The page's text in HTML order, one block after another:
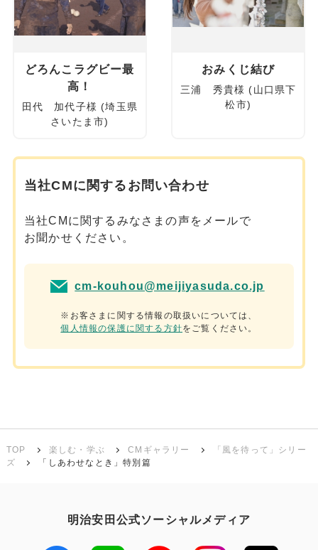
どろんこラグビー最
高！
田代 加代子様 (埼玉県
さいたま市)
おみくじ結び
三浦 秀貴様 (山口県下
松市)
当社CMに関するお問い合わせ
当社CMに関するみなさまの声をメールで
お聞かせください。
cm-kouhou@meijiyasuda.co.jp
※お客さまに関する情報の取扱いについては、
個人情報の保護に関する方針をご覧ください。
TOP 楽しむ・学ぶ CMギャラリー
「風を待って」シリー
ズ
「しあわせなとき」特別篇
明治安田公式ソーシャルメディア